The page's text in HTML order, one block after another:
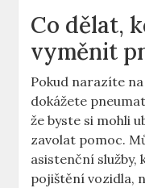
Co dělat,
vyměnit
Pokud narazíte
dokážete
že byste si mohli
zavolat pomoc.
asistenční služby,
pojištění vozidla,